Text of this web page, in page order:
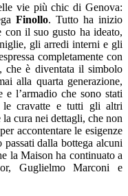
vie più chic di Genova:
Finollo. Tutto ha inizio
con il suo gusto ha ideato,
gli arredi interni e gli
completamente con
che è diventata il simbolo
alla quarta generazione,
l’armadio che sono stati
le cravatte e tutti gli altri
cura nei dettagli, che non
accontentare le esigenze
dalla bottega alcuni
la Maison ha continuato a
Guglielmo Marconi e